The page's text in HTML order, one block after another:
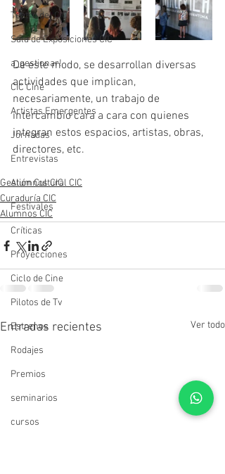
Teatro del CIC
Sala de Exposiciones CIC
a_gestionar!
CIC Cine
Artistas Emergentes
Jornadas
Entrevistas
Alumnos CIC
Festivales
Críticas
Proyecciones
Ciclo de Cine
Pilotos de Tv
Estrenos
Rodajes
Premios
seminarios
cursos
De este modo, se desarrollan diversas
actividades que implican,
necesariamente, un trabajo de
intercambio cara a cara con quienes
integran estos espacios, artistas, obras,
directores, etc.
Gestión Cultural CIC
Curaduría CIC
Alumnos CIC
Entradas recientes Ver todo